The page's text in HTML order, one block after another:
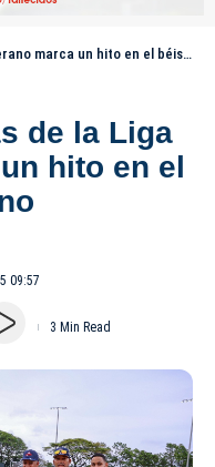
un hito en el béisbol dominicano
de la Liga
hito en el
09:57
3 Min Read